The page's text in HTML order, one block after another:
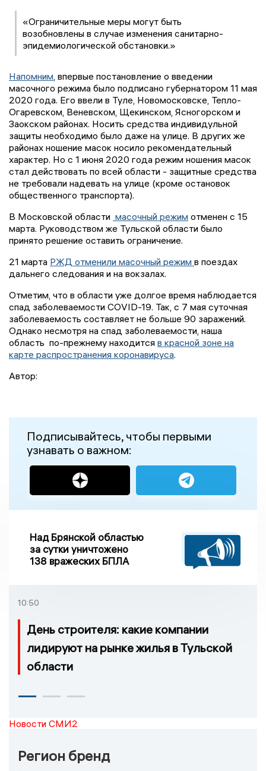
«Ограничительные меры могут быть
возобновлены в случае изменения санитарно-
эпидемиологической обстановки.»
Напомним , впервые постановление о введении
масочного режима было подписано губернатором 11 мая
2020 года. Его ввели в Туле, Новомосковске, Тепло-
Огаревском, Веневском, Щекинском, Ясногорском и
Заокском районах. Носить средства индивидульной
защиты необходимо было даже на улице. В других же
районах ношение масок носило рекомендательный
характер. Но с 1 июня 2020 года режим ношения масок
стал действовать по всей области - защитные средства
не требовали надевать на улице (кроме остановок
общественного транспорта).
В Московской области масочный режим отменен с 15
марта. Руководством же Тульской области было
принято решение оставить ограничение.
21 марта РЖД отменили масочный режим в поездах
дальнего следования и на вокзалах.
Отметим, что в области уже долгое время наблюдается
спад заболеваемости COVID-19. Так, с 7 мая суточная
заболеваемость составляет не больше 90 заражений.
Однако несмотря на спад заболеваемости, наша
область по-прежнему находится в красной зоне на
карте распространения коронавируса.
Автор:
Подписывайтесь, чтобы первыми
узнавать о важном:
Над Брянской областью
за сутки уничтожено
138 вражеских БПЛА
10:50
День строителя: какие компании
лидируют на рынке жилья в Тульской
области
Новости СМИ2
Регион бренд